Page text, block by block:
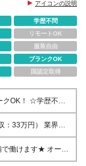
アイコンの説明
学歴不問
リモートOK
服装自由
ブランクOK
国認定取得
クOK！ ☆学歴不問
くさん活躍してい
方、社会人未経験
★週3日以上入店可
：33万円） 業界ト
2,088円～3,510円 ※
働けます★ オープ
店舗で働くことも可